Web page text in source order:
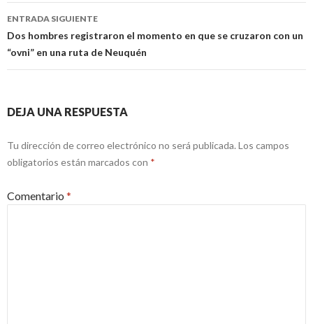
entradas
ENTRADA SIGUIENTE
Dos hombres registraron el momento en que se cruzaron con un
“ovni” en una ruta de Neuquén
DEJA UNA RESPUESTA
Tu dirección de correo electrónico no será publicada. Los campos
obligatorios están marcados con *
Comentario *